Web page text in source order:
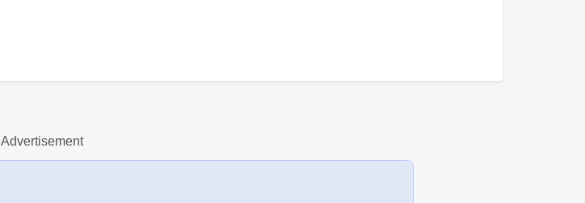
Advertisement